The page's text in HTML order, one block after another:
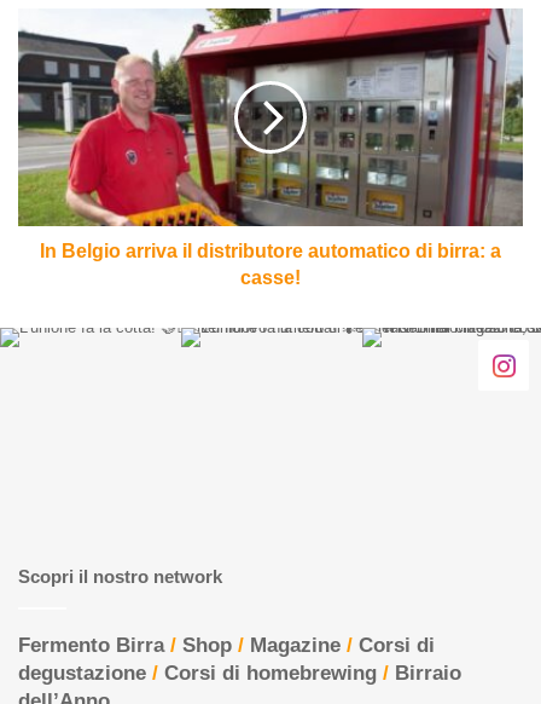
Belgio
arriva
il
distributore
automatico
di
birra:
a
casse!In Belgio arriva il distributore automatico di birra: a
casse!
Scopri il nostro network
Fermento Birra/ Shop / Magazine / Corsi di
degustazione / Corsi di homebrewing / Birraio